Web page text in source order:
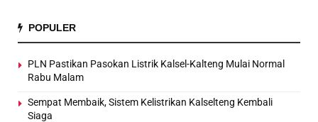
POPULER
PLN Pastikan Pasokan Listrik Kalsel-Kalteng Mulai Normal
Rabu Malam
Sempat Membaik, Sistem Kelistrikan Kalselteng Kembali
Siaga